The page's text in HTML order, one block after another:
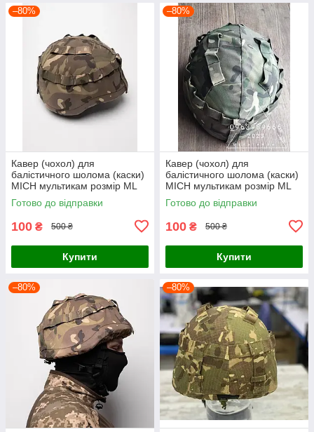
–80%
Кавер (чохол) для
балістичного шолома (каски)
MICH мультикам розмір МL
Готово до відправки
100 ₴ 500 ₴
Купити
–80%
Кавер (чохол) для
балістичного шолома (каски)
MICH мультикам розмір МL
Готово до відправки
100 ₴ 500 ₴
Купити
–80% –80%